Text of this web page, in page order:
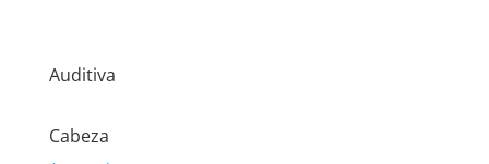
Auditiva
Cabeza